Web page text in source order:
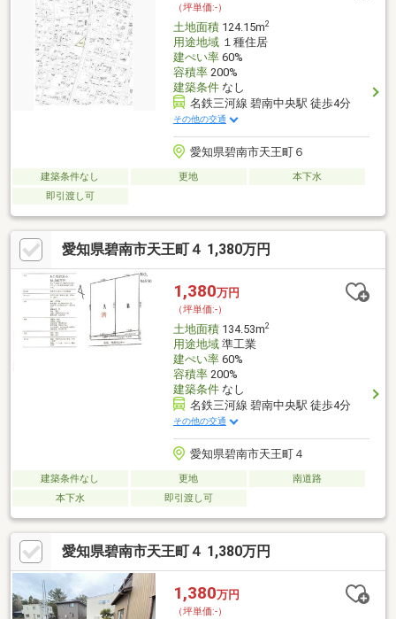
（坪単価:-）
土地面積124.15m2
用途地域１種住居
建ぺい率60%
容積率200%
建築条件なし
名鉄三河線 碧南中央駅 徒歩4分
その他の交通
愛知県碧南市天王町６
建築条件なし 更地
本下水
即引渡し可
愛知県碧南市天王町４ 1,380万円
1,380万円
（坪単価:-）
土地面積134.53m2
用途地域準工業
建ぺい率60%
容積率200%
建築条件なし
名鉄三河線 碧南中央駅 徒歩4分
その他の交通
愛知県碧南市天王町４
建築条件なし 更地
南道路
本下水
即引渡し可
愛知県碧南市天王町４ 1,380万円
1,380万円
（坪単価:-）